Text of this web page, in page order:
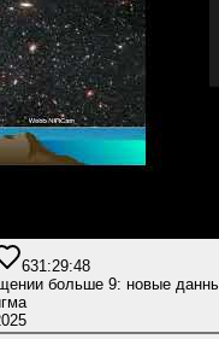
631:29:48
больше 9: новые